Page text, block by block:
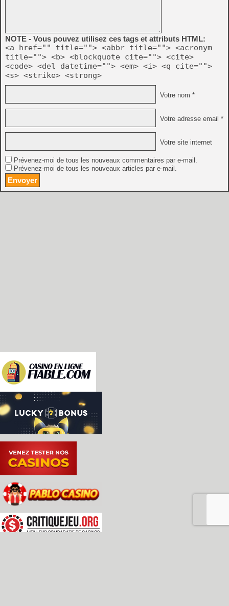
NOTE - Vous pouvez utilisez ces tags et attributs HTML:
<a href="" title=""> <abbr title=""> <acronym
title=""> <b> <blockquote cite=""> <cite>
<code> <del datetime=""> <em> <i> <q cite="">
<s> <strike> <strong>
Votre nom *
Votre adresse email *
Votre site internet
Prévenez-moi de tous les nouveaux commentaires par e-mail.
Prévenez-moi de tous les nouveaux articles par e-mail.